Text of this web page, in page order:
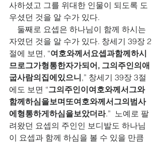
사하셨고 그를 위대한 인물이 되도록 도
우셨던 것을 알 수가 있다.
둘째로 요셉은 하나님이 함께 하시는
자였던 것을 알 수가 있다. 창세기 39장 2
절에 보면, “여호와께서요셉과함께하시
므로그가형통한자가되어, 그의주인의애
굽사람의집에있으니,” 창세기 39장 3절
에도 보면 “그의주인이여호와께서그와
함께하심을보며또여호와께서그의범사
에형통하게하심을보았더라.”  노예로 팔
려왔던 요셉의 주인인 보디발도 하나님
이 요셉과 함께 하심을 볼 수 있을 만큼